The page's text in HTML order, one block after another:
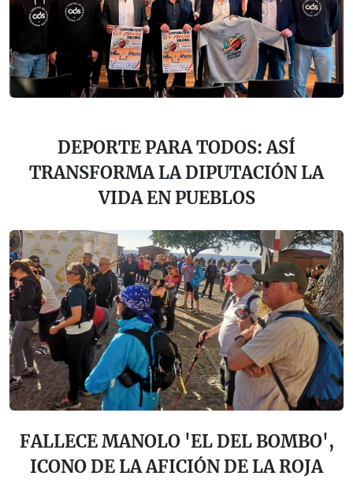
DEPORTE PARA TODOS: ASÍ
TRANSFORMA LA DIPUTACIÓN LA
VIDA EN PUEBLOS
FALLECE MANOLO 'EL DEL BOMBO',
ICONO DE LA AFICIÓN DE LA ROJA